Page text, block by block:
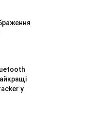
у